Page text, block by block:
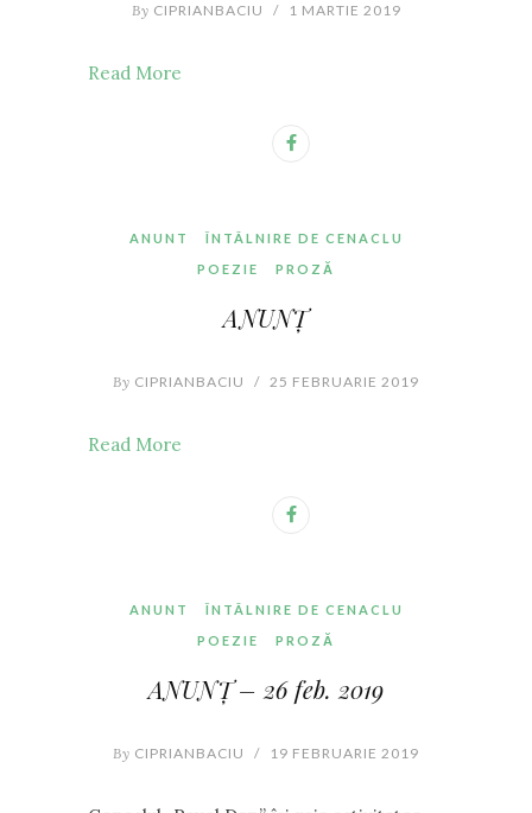
By CIPRIANBACIU / 1 MARTIE 2019
Read More
ANUNT
ÎNTÂLNIRE DE CENACLU
POEZIE
PROZĂ
ANUNȚ
By CIPRIANBACIU / 25 FEBRUARIE 2019
Read More
ANUNT
ÎNTÂLNIRE DE CENACLU
POEZIE
PROZĂ
ANUNȚ – 26 feb. 2019
By CIPRIANBACIU / 19 FEBRUARIE 2019